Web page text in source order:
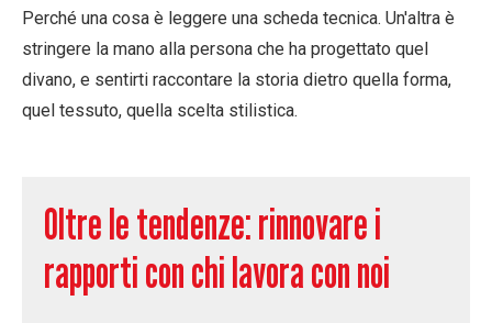
Perché una cosa è leggere una scheda tecnica. Un'altra è
stringere la mano alla persona che ha progettato quel
divano, e sentirti raccontare la storia dietro quella forma,
quel tessuto, quella scelta stilistica.
Oltre le tendenze: rinnovare i
rapporti con chi lavora con noi